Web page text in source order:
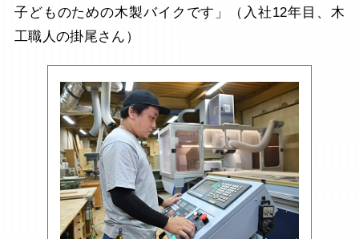
子どものための木製バイクです」（入社12年目、木
工職人の掛尾さん）